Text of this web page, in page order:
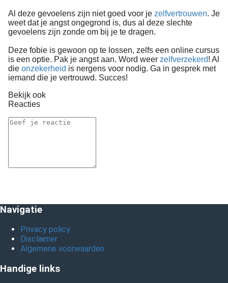
Al deze gevoelens zijn niet goed voor je zelfvertrouwen. Je
weet dat je angst ongegrond is, dus al deze slechte
gevoelens zijn zonde om bij je te dragen.
Deze fobie is gewoon op te lossen, zelfs een online cursus
is een optie. Pak je angst aan. Word weer zelfverzekerd! Al
die onzekerheid is nergens voor nodig. Ga in gesprek met
iemand die je vertrouwd. Succes!
Bekijk ook
Reacties
Navigatie
Privacy policy
Disclaimer
Algemene voorwaarden
Handige links